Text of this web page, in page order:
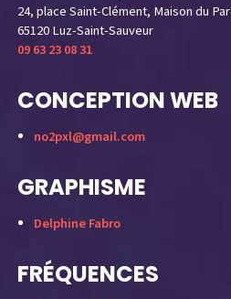
24, place Saint-Clément, Maison du
65120 Luz-Saint-Sauveur
09 63 23 08 31
CONCEPTION WEB
no2pxl@gmail.com
GRAPHISME
Delphine Fabro
FRÉQUENCES